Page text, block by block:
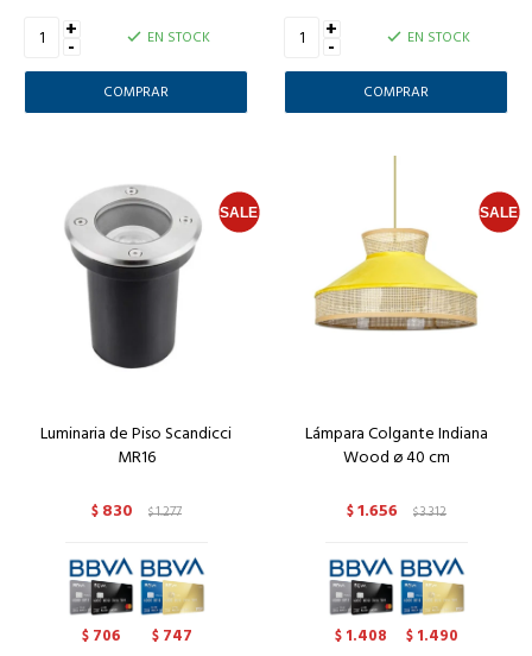
+
- EN STOCK +
- EN STOCK
Luminaria de Piso Scandicci
MR16
$ 830 $1.277
$ 706 $ 747
Lámpara Colgante Indiana
Wood ø 40 cm
$1.656 $3.312
$ 1.408 $ 1.490